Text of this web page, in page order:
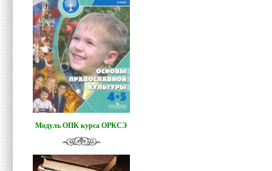
Модуль ОПК курса ОРКСЭ